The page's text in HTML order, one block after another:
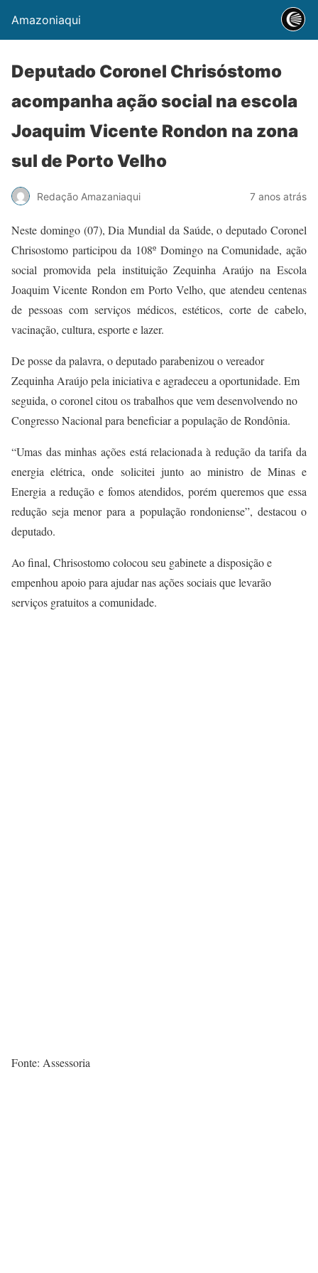
Amazoniaqui
Deputado Coronel Chrisóstomo
acompanha ação social na escola
Joaquim Vicente Rondon na zona
sul de Porto Velho
Redação Amazaniaqui 7 anos atrás
Neste domingo (07), Dia Mundial da Saúde, o deputado Coronel
Chrisostomo participou da 108º Domingo na Comunidade, ação
social promovida pela instituição Zequinha Araújo na Escola
Joaquim Vicente Rondon em Porto Velho, que atendeu centenas
de pessoas com serviços médicos, estéticos, corte de cabelo,
vacinação, cultura, esporte e lazer.
De posse da palavra, o deputado parabenizou o vereador
Zequinha Araújo pela iniciativa e agradeceu a oportunidade. Em
seguida, o coronel citou os trabalhos que vem desenvolvendo no
Congresso Nacional para beneficiar a população de Rondônia.
“Umas das minhas ações está relacionada à redução da tarifa da
energia elétrica, onde solicitei junto ao ministro de Minas e
Energia a redução e fomos atendidos, porém queremos que essa
redução seja menor para a população rondoniense”, destacou o
deputado.
Ao final, Chrisostomo colocou seu gabinete a disposição e
empenhou apoio para ajudar nas ações sociais que levarão
serviços gratuitos a comunidade.
Fonte: Assessoria